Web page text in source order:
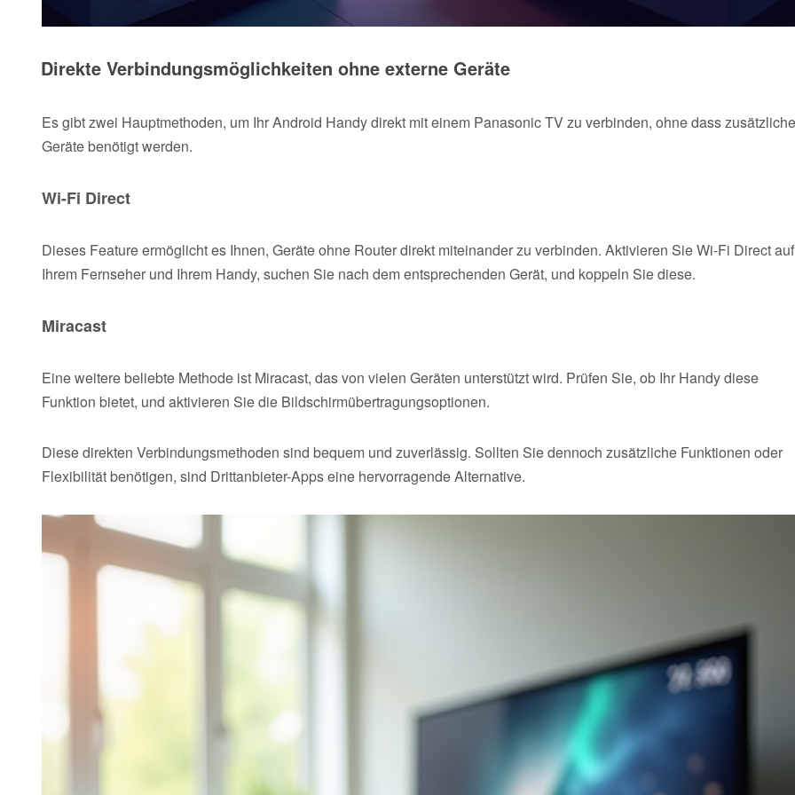
Direkte Verbindungsmöglichkeiten ohne externe Geräte
Es gibt zwei Hauptmethoden, um Ihr Android Handy direkt mit einem Panasonic TV zu verbinden, ohne dass zusätzliche
Geräte benötigt werden.
Wi-Fi Direct
Dieses Feature ermöglicht es Ihnen, Geräte ohne Router direkt miteinander zu verbinden. Aktivieren Sie Wi-Fi Direct auf
Ihrem Fernseher und Ihrem Handy, suchen Sie nach dem entsprechenden Gerät, und koppeln Sie diese.
Miracast
Eine weitere beliebte Methode ist Miracast, das von vielen Geräten unterstützt wird. Prüfen Sie, ob Ihr Handy diese
Funktion bietet, und aktivieren Sie die Bildschirmübertragungsoptionen.
Diese direkten Verbindungsmethoden sind bequem und zuverlässig. Sollten Sie dennoch zusätzliche Funktionen oder
Flexibilität benötigen, sind Drittanbieter-Apps eine hervorragende Alternative.